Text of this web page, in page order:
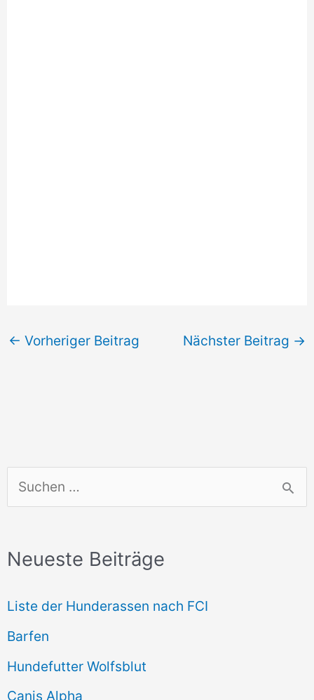
u
h
n
n
a
c
Neueste Beiträge
Liste der Hunderassen nach FCI
Barfen
Hundefutter Wolfsblut
Canis Alpha
← Vorheriger Beitrag Nächster Beitrag →